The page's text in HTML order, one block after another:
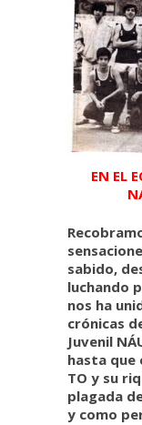
EN EL
sabido,
luchando
nos ha
crónicas
Juvenil
hasta que
TO y su
plagada
y como